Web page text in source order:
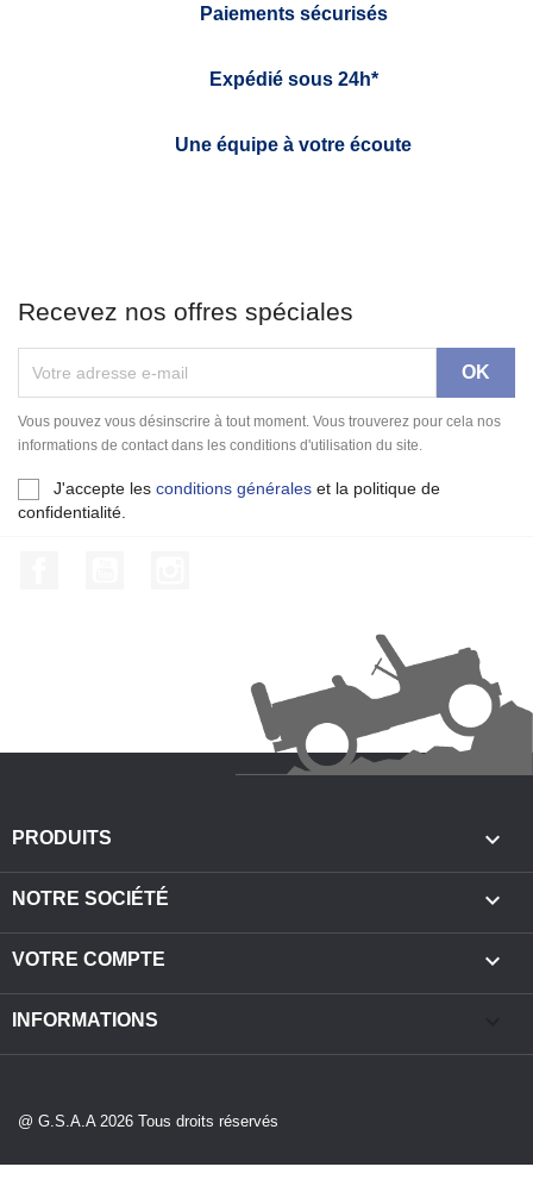
Paiements sécurisés
Expédié sous 24h*
Une équipe à votre écoute
Recevez nos offres spéciales
Vous pouvez vous désinscrire à tout moment. Vous trouverez pour cela nos
informations de contact dans les conditions d'utilisation du site.
J'accepte les conditions générales et la politique de
confidentialité.
PRODUITS 
NOTRE SOCIÉTÉ 
VOTRE COMPTE 
INFORMATIONS
@ G.S.A.A 2026 Tous droits réservés